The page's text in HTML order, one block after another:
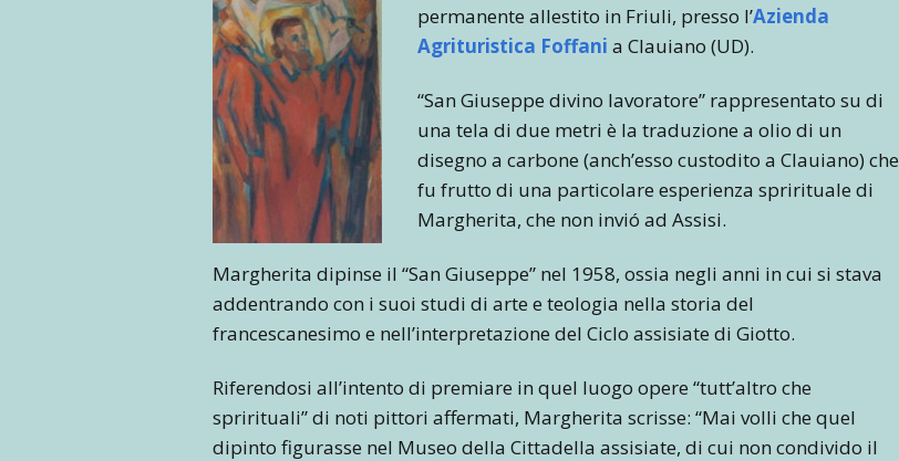
permanente allestito in Friuli, presso l’Azienda
Agrituristica Foffani a Clauiano (UD).
“San Giuseppe divino lavoratore” rappresentato su di
una tela di due metri è la traduzione a olio di un
disegno a carbone (anch’esso custodito a Clauiano) che
fu frutto di una particolare esperienza sprirituale di
Margherita, che non invió ad Assisi.
Margherita dipinse il “San Giuseppe” nel 1958, ossia negli anni in cui si stava
addentrando con i suoi studi di arte e teologia nella storia del
francescanesimo e nell’interpretazione del Ciclo assisiate di Giotto.
Riferendosi all’intento di premiare in quel luogo opere “tutt’altro che
sprirituali” di noti pittori affermati, Margherita scrisse: “Mai volli che quel
dipinto figurasse nel Museo della Cittadella assisiate, di cui non condivido il